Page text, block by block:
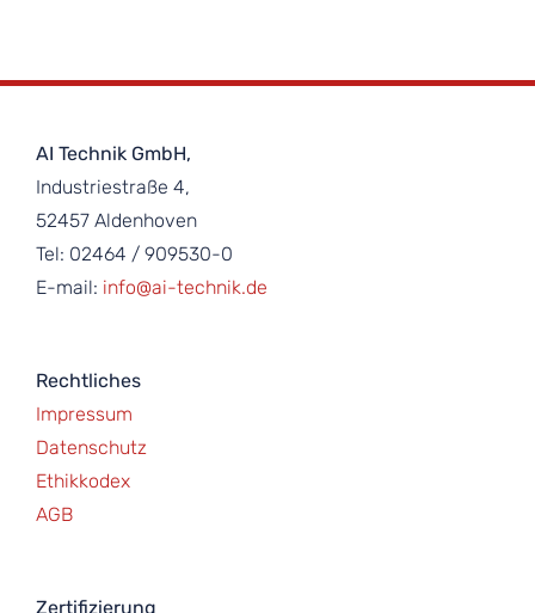
AI Technik GmbH,
Industriestraße 4,
52457 Aldenhoven
Tel: 02464 / 909530-0
E-mail: info@ai-technik.de
Rechtliches
Impressum
Datenschutz
Ethikkodex
AGB
Zertifizierung